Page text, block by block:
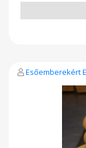
Esőemberekért